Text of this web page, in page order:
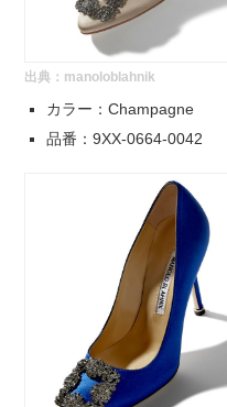
出典： manoloblahnik
カラー：Champagne
品番：9XX-0664-0042